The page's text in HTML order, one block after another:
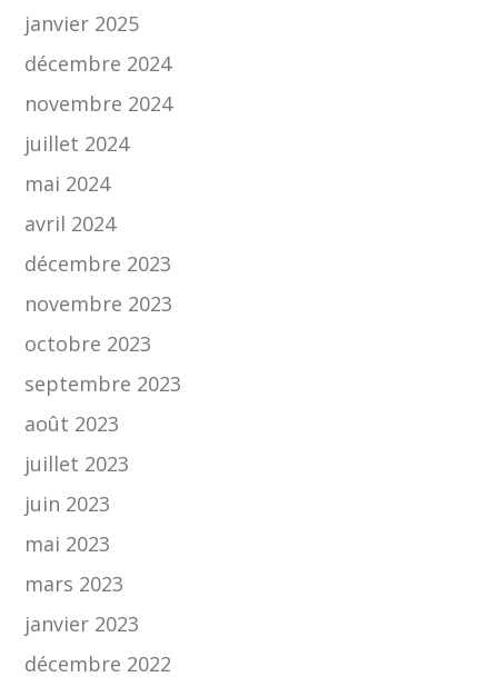
janvier 2025
décembre 2024
novembre 2024
juillet 2024
mai 2024
avril 2024
décembre 2023
novembre 2023
octobre 2023
septembre 2023
août 2023
juillet 2023
juin 2023
mai 2023
mars 2023
janvier 2023
décembre 2022